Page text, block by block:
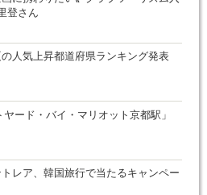
登さん
人気上昇都道府県ランキング発表
ード・バイ・マリオット京都駅」
レア、韓国旅行で当たるキャンペー